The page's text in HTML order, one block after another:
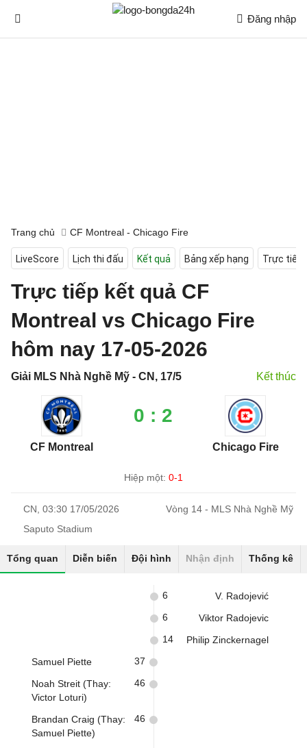
Đăng nhập
Trang chủ CF Montreal - Chicago Fire
LiveScore Lịch thi đấu Kết quả Bảng xếp hạng Trực tiếp
Trực tiếp kết quả CF
Montreal vs Chicago Fire
hôm nay 17-05-2026
Giải MLS Nhà Nghề Mỹ - CN, 17/5 Kết thúc
CF Montreal
0 : 2
Chicago Fire
Hiệp một: 0-1
CN, 03:30 17/05/2026
Vòng 14 - MLS Nhà Nghề Mỹ
Saputo Stadium
Tổng quan Diễn biến Đội hình Nhận định Thống kê
V. Radojević
6
Viktor Radojevic
6
Philip Zinckernagel
14
Samuel Piette 37
Noah Streit (Thay:
Victor Loturi)
46
Brandan Craig (Thay:
Samuel Piette)
46